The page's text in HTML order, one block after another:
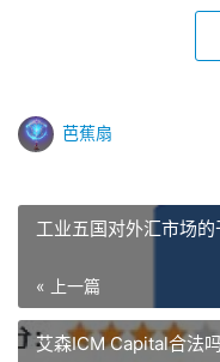
芭蕉扇
工业五国对外汇市场的
« 上一篇
艾森ICM Capital合法